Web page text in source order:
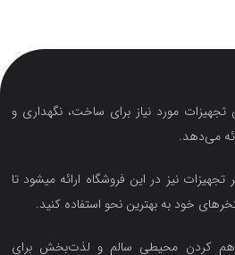
مورد نیاز برای ساخت، نگهداری و
می‌دهد.
نیز در این فروشگاه ارائه میشود تا
خود به بهترین نحو استفاده کنید.
کردن محیطی سالم و لذت‌بخش برای